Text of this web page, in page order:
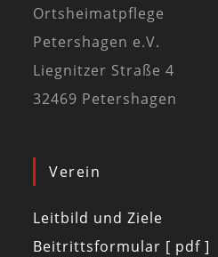
Ortsheimatpflege
Petershagen e.V.
Liegnitzer Straße 4
32469 Petershagen
Verein
Leitbild und Ziele
Beitrittsformular [ pdf ]